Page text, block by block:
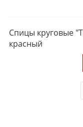
Спицы круговые
красный